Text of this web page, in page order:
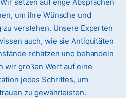
setzen auf enge Absprachen
um ihre Wünsche und
zu verstehen. Unsere Experten
auch, wie sie Antiquitäten
schätzen und behandeln
wir großen Wert auf eine
jedes Schrittes, um
zu gewährleisten.